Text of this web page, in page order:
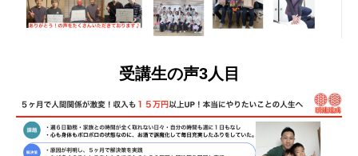
受講生の声3人目